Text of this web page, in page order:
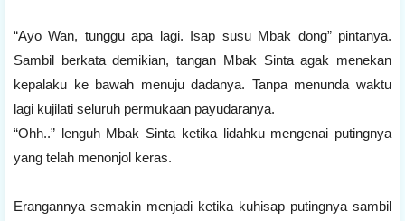
“Ayo Wan, tunggu apa lagi. Isap susu Mbak dong” pintanya.
Sambil berkata demikian, tangan Mbak Sinta agak menekan
kepalaku ke bawah menuju dadanya. Tanpa menunda waktu
lagi kujilati seluruh permukaan payudaranya.
“Ohh..” lenguh Mbak Sinta ketika lidahku mengenai putingnya
yang telah menonjol keras.
Erangannya semakin menjadi ketika kuhisap putingnya sambil